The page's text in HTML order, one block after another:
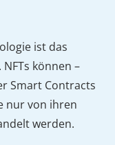
ist das
können –
Smart Contracts
nur von ihren
werden.